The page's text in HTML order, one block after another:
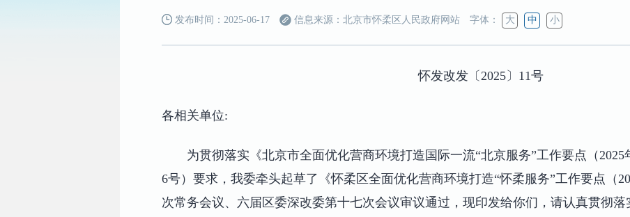
发布时间：2025-06-17 信息来源：北京市怀柔区人民政府网站 字体： 大 中 小
怀发改发〔2025〕11号
各相关单位:
为贯彻落实《北京市全面优化营商环境打造国际一流“北京服务”工作要点（2025
6号）要求，我委牵头起草了《怀柔区全面优化营商环境打造“怀柔服务”工作要点（
次常务会议、六届区委深改委第十七次会议审议通过，现印发给你们，请认真贯彻落